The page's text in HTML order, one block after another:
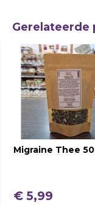
Gerelateerde
Migraine Thee
€ 5,99